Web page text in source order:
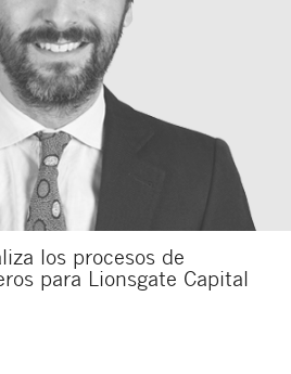
los procesos de
para Lionsgate Capital